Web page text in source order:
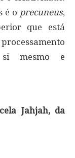
é o precuneus,
que está
mesmo e
Jahjah, da